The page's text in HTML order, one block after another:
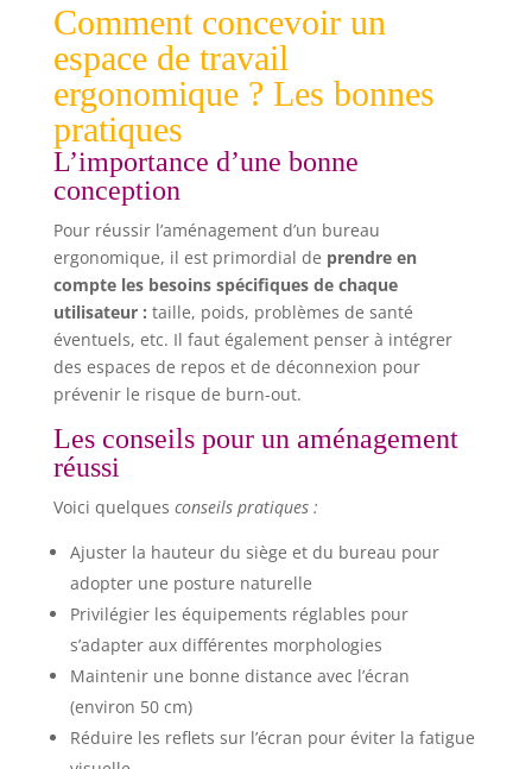
Comment concevoir un
espace de travail
ergonomique ? Les bonnes
pratiques
L’importance d’une bonne
conception
Pour réussir l’aménagement d’un bureau
ergonomique, il est primordial de prendre en
compte les besoins spécifiques de chaque
utilisateur : taille, poids, problèmes de santé
éventuels, etc. Il faut également penser à intégrer
des espaces de repos et de déconnexion pour
prévenir le risque de burn-out.
Les conseils pour un aménagement
réussi
Voici quelques conseils pratiques :
Ajuster la hauteur du siège et du bureau pour
adopter une posture naturelle
Privilégier les équipements réglables pour
s’adapter aux différentes morphologies
Maintenir une bonne distance avec l’écran
(environ 50 cm)
Réduire les reflets sur l’écran pour éviter la fatigue